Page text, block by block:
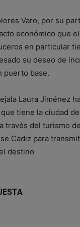
Varo, por su
económico que
en particular
su deseo de
puerto base.
Laura Jiménez
tiene la ciudad
través del turismo
Cadiz para
destino